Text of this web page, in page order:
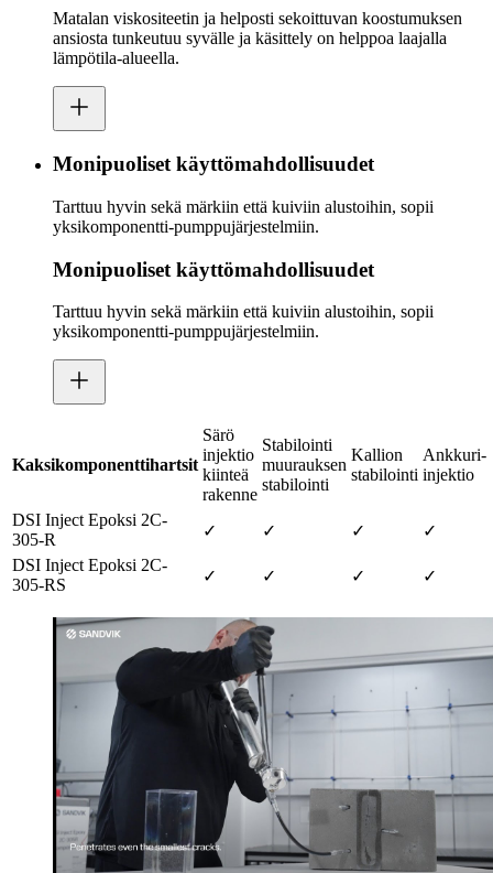
Matalan viskositeetin ja helposti sekoittuvan koostumuksen
ansiosta tunkeutuu syvälle ja käsittely on helppoa laajalla
lämpötila-alueella.
Monipuoliset käyttömahdollisuudet
Tarttuu hyvin sekä märkiin että kuiviin alustoihin, sopii
yksikomponentti-pumppujärjestelmiin.
Monipuoliset käyttömahdollisuudet
Tarttuu hyvin sekä märkiin että kuiviin alustoihin, sopii
yksikomponentti-pumppujärjestelmiin.
Kaksikomponenttihartsit
Särö
injektio
kiinteä
rakenne
Stabilointi
muurauksen
stabilointi
Kallion
stabilointi
Ankkuri-
injektio
DSI Inject Epoksi 2C-
305-R
✓ ✓ ✓
✓
DSI Inject Epoksi 2C-
305-RS
✓ ✓ ✓ ✓